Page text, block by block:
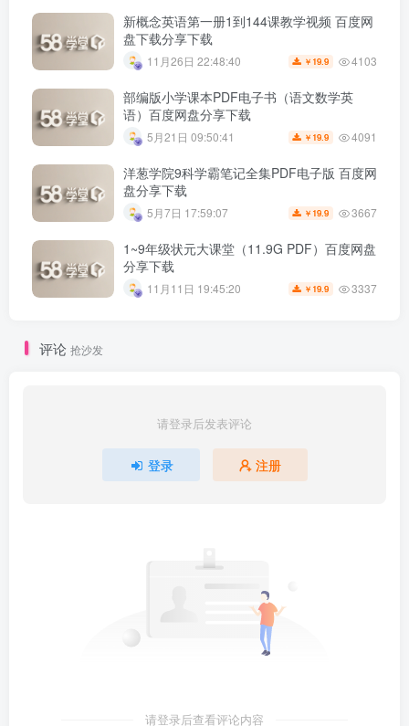
新概念英语第一册1到144课教学视频 百度网
盘下载分享下载
11月26日 22:48:40 ￥ 19.9 4103
部编版小学课本PDF电子书（语文数学英
语）百度网盘分享下载
5月21日 09:50:41 ￥ 19.9 4091
洋葱学院9科学霸笔记全集PDF电子版 百度网
盘分享下载
5月7日 17:59:07 ￥ 19.9 3667
1~9年级状元大课堂（11.9G PDF）百度网盘
分享下载
11月11日 19:45:20 ￥ 19.9 3337
评论 抢沙发
请登录后发表评论
登录 注册
请登录后查看评论内容